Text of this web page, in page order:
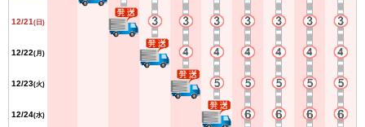
12/21 (日)
12/22(月)
12/23(火)
12/24(水)